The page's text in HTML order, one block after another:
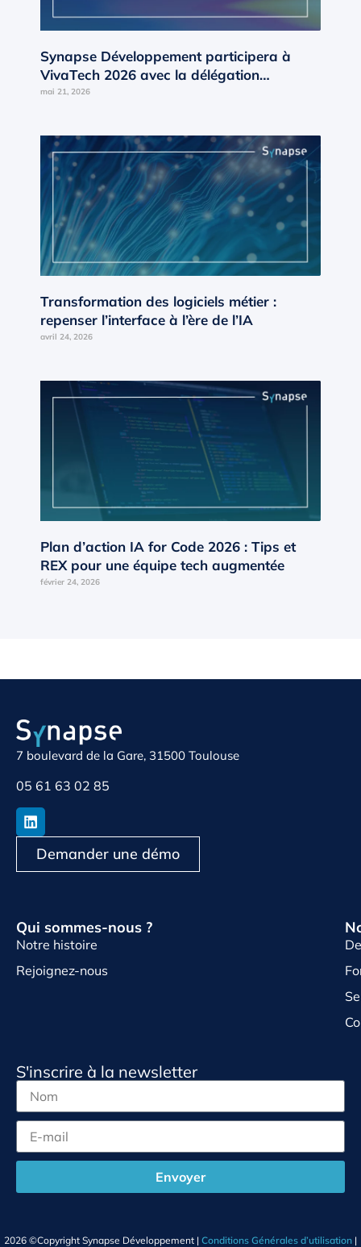
Synapse Développement participera à
VivaTech 2026 avec la délégation
Occitanie d’AD’OCC
mai 21, 2026
Transformation des logiciels métier :
repenser l’interface à l’ère de l’IA
avril 24, 2026
Plan d’action IA for Code 2026 : Tips et
REX pour une équipe tech augmentée
février 24, 2026
7 boulevard de la Gare, 31500 Toulouse
05 61 63 02 85
Demander une démo
Qui sommes-nous ?
Notre histoire
Rejoignez-nous
S'inscrire à la newsletter
Envoyer
2026 ©Copyright Synapse Développement | Conditions Générales d’utilisation |